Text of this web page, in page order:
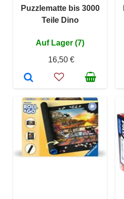
Puzzlematte bis 3000
Teile Dino
Auf Lager (7)
16,50 €